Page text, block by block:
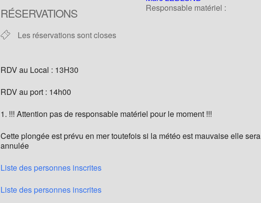
RÉSERVATIONS
Les réservations sont closes
Responsable matériel :
RDV au Local : 13H30
RDV au port : 14h00
!!! Attention pas de responsable matériel pour le moment !!!
Cette plongée est prévu en mer toutefois si la météo est mauvaise elle sera
annulée
Liste des personnes inscrites
Liste des personnes inscrites